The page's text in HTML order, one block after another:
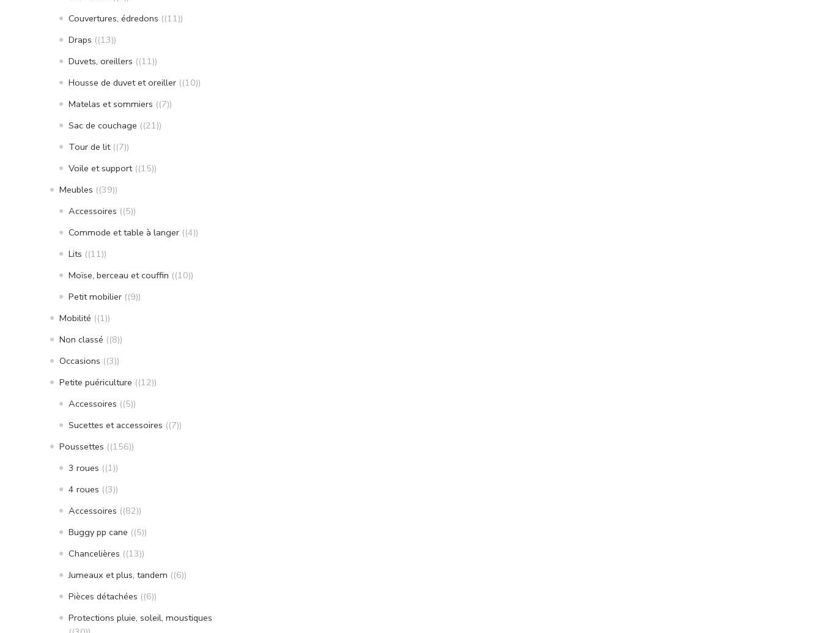
Couvertures, édredons (11)
Draps (13)
Duvets, oreillers (11)
Housse de duvet et oreiller (10)
Matelas et sommiers (7)
Sac de couchage (21)
Tour de lit (7)
Voile et support (15)
Meubles (39)
Accessoires (5)
Commode et table à langer (4)
Lits (11)
Moïse, berceau et couffin (10)
Petit mobilier (9)
Mobilité (1)
Non classé (8)
Occasions (3)
Petite puériculture (12)
Accessoires (5)
Sucettes et accessoires (7)
Poussettes (156)
3 roues (1)
4 roues (3)
Accessoires (82)
Buggy pp cane (5)
Chancelières (13)
Jumeaux et plus, tandem (6)
Pièces détachées (6)
Protections pluie, soleil, moustiques